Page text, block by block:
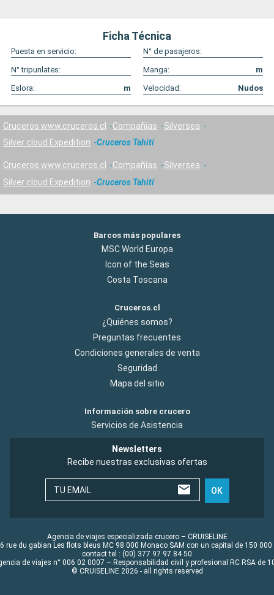
Ficha Técnica
Puesta en servicio:
N° de pasajeros:
N° tripunlates:
Manga:
m
Eslora:
m Velocidad: Nudos
Cruceros www.cruceros.cl Compañías
Silversea
Silver cloud Expedition
Cruceros Tahití
Cruceros www.cruceros.cl Compañías
Silversea
Silver cloud Expedition
Cruceros Tahití
Barcos más populares
MSC World Europa
Icon of the Seas
Costa Toscana
Cruceros.cl
¿Quiénes somos?
Preguntas frecuentes
Condiciones generales de venta
Seguridad
Mapa del sitio
Información sobre crucero
Servicios de Asistencia
Newsletters
Recibe nuestras exclusivas ofertas
TU EMAIL OK
Agencia de viajes especializada crucero – CRUISELINE
rue du gabian Les flots bleus MC 98 000 Monaco SAM con un capital de 150 000
contact tel : (00) 377 97 97 84 50
de viajes n° 006 02 0007 – Responsabilidad civil y profesional RC RSA de
© CRUISELINE 2026 - all rights reserved